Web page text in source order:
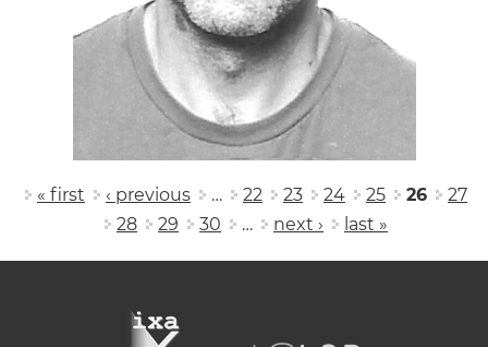
Pages
« first ‹ previous … 22 23 24 25 26
27
28
29 30 … next › last »